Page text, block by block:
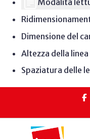
Modalità
Dimensione del
Altezza della linea
Spaziatura delle